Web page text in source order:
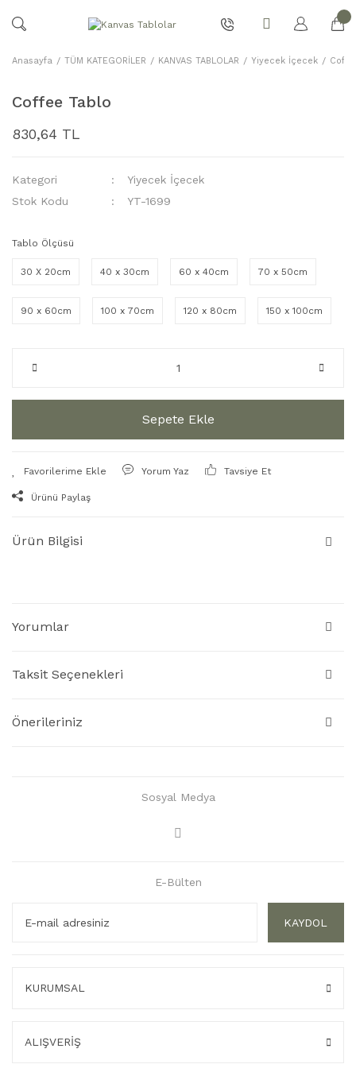
Anasayfa TÜM KATEGORİLER KANVAS TABLOLAR Yiyecek İçecek
Coffee Tablo
830,64 TL
Kategori
Yiyecek İçecek
Stok Kodu
YT-1699
Tablo Ölçüsü
30 X 20cm 40 x 30cm 60 x 40cm 70 x 50cm
90 x 60cm 100 x 70cm 120 x 80cm 150 x 100cm
Sepete Ekle
Yorum Yaz Tavsiye Et
Ürünü Paylaş
Ürün Bilgisi
Yorumlar
Taksit Seçenekleri
Önerileriniz
Sosyal Medya
E-Bülten
KAYDOL
KURUMSAL
ALIŞVERİŞ